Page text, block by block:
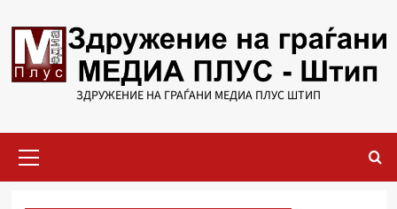
to
content
ЗДРУЖЕНИЕ НА ГРАЃАНИ МЕДИА ПЛУС ШТИП
Menu